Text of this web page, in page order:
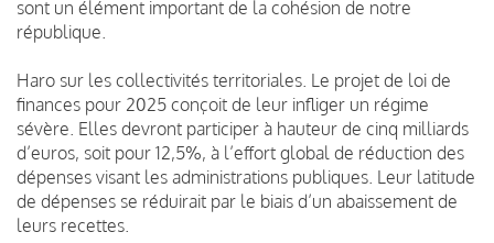
sont un élément important de la cohésion de notre
république.
Haro sur les collectivités territoriales. Le projet de loi de
finances pour 2025 conçoit de leur infliger un régime
sévère. Elles devront participer à hauteur de cinq milliards
d’euros, soit pour 12,5%, à l’effort global de réduction des
dépenses visant les administrations publiques. Leur latitude
de dépenses se réduirait par le biais d’un abaissement de
leurs recettes.